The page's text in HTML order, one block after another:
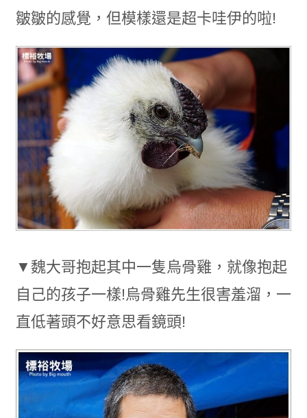
皺皺的感覺，但模樣還是超卡哇伊的啦!
▼魏大哥抱起其中一隻烏骨雞，就像抱起
自己的孩子一樣!烏骨雞先生很害羞溜，一
直低著頭不好意思看鏡頭!